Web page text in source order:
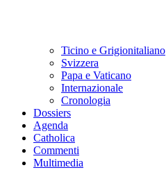
Ticino e Grigionitaliano
Svizzera
Papa e Vaticano
Internazionale
Cronologia
Dossiers
Agenda
Catholica
Commenti
Multimedia